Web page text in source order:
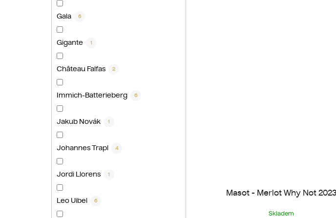
Gala 6
Gigante 1
Château Falfas 2
Immich-Batterieberg 6
Jakub Novák 1
Johannes Trapl 4
Jordi Llorens 1
Leo Uibel 6
Masot - Merlot Why Not 2023
Skladem